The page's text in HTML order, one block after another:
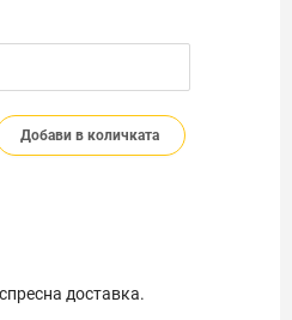
Добави в количката
доставка.